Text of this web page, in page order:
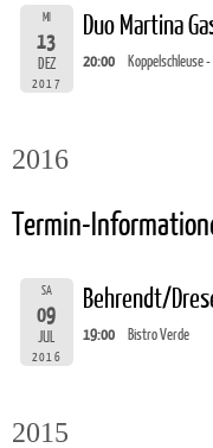
MI
13
DEZ
2017
Duo Martina
20:00 Koppelschleuse
2016
Termin-
SA
09
JUL
2016
Behrendt/
19:00 Bistro Verde
2015